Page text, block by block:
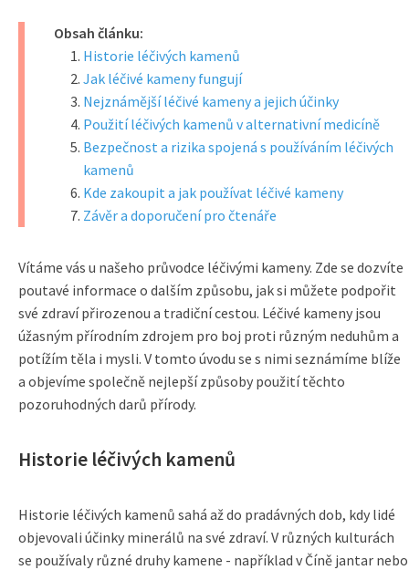
Obsah článku:
Historie léčivých kamenů
Jak léčivé kameny fungují
Nejznámější léčivé kameny a jejich účinky
Použití léčivých kamenů v alternativní medicíně
Bezpečnost a rizika spojená s používáním léčivých
kamenů
Kde zakoupit a jak používat léčivé kameny
Závěr a doporučení pro čtenáře
Vítáme vás u našeho průvodce léčivými kameny. Zde se dozvíte
poutavé informace o dalším způsobu, jak si můžete podpořit
své zdraví přirozenou a tradiční cestou. Léčivé kameny jsou
úžasným přírodním zdrojem pro boj proti různým neduhům a
potížím těla i mysli. V tomto úvodu se s nimi seznámíme blíže
a objevíme společně nejlepší způsoby použití těchto
pozoruhodných darů přírody.
Historie léčivých kamenů
Historie léčivých kamenů sahá až do pradávných dob, kdy lidé
objevovali účinky minerálů na své zdraví. V různých kulturách
se používaly různé druhy kamene - například v Číně jantar nebo